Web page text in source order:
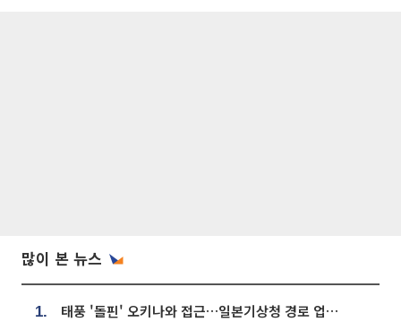
많이 본 뉴스
1. 태풍 '돌핀' 오키나와 접근…일본기상청 경로 업데이트